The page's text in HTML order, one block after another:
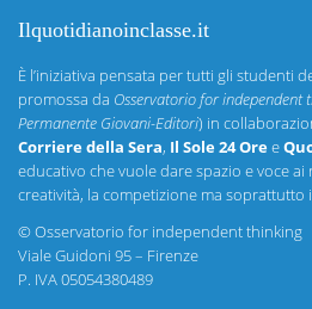
Ilquotidianoinclasse.it
È l’iniziativa pensata per tutti gli studenti
promossa da Osservatorio for independent
Permanente Giovani-Editori) in
Corriere della Sera, Il Sole 24 Oree
educativo che vuole dare spazio e voce ai
creatività, la competizione ma soprattutto
©Osservatorio for independent thinking
Viale Guidoni 95 – Firenze
P. IVA 05054380489